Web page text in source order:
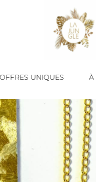
OFFRES UNIQUES À